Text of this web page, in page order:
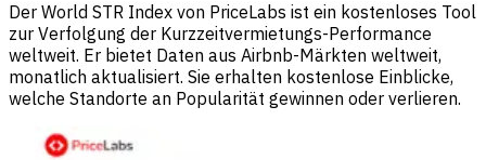
Der World STR Index von PriceLabs ist ein kostenloses Tool
zur Verfolgung der Kurzzeitvermietungs-Performance
weltweit. Er bietet Daten aus Airbnb-Märkten weltweit,
monatlich aktualisiert. Sie erhalten kostenlose Einblicke,
welche Standorte an Popularität gewinnen oder verlieren.